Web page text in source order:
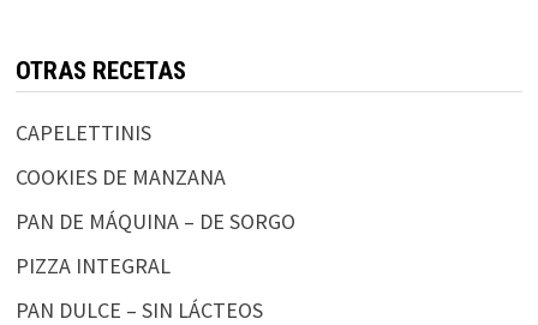
OTRAS RECETAS
CAPELETTINIS
COOKIES DE MANZANA
PAN DE MÁQUINA – DE SORGO
PIZZA INTEGRAL
PAN DULCE – SIN LÁCTEOS